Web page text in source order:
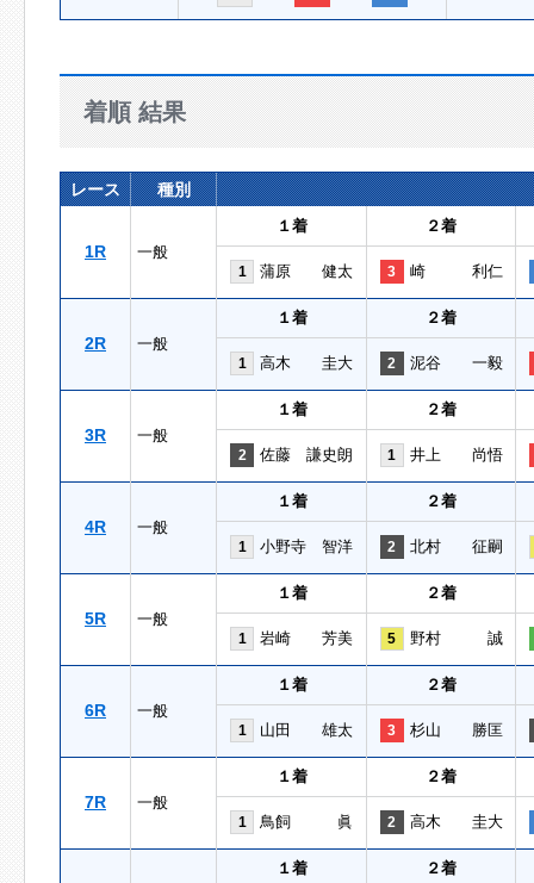
着順 結果
レース 種別
1R 一般
１着 ２着
1 蒲原 健太 3 崎 利仁
2R 一般
１着 ２着
1 高木 圭大 2 泥谷 一毅
3R 一般
１着 ２着
2 佐藤 謙史朗 1 井上 尚悟
4R 一般
１着 ２着
1 小野寺 智洋 2 北村 征嗣
5R 一般
１着 ２着
1 岩崎 芳美 5 野村 誠
6R 一般
１着 ２着
1 山田 雄太 3 杉山 勝匡
7R 一般
１着 ２着
1 鳥飼 眞 2 高木 圭大
１着 ２着